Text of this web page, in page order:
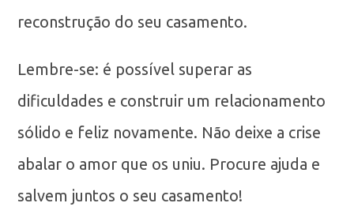
reconstrução do seu casamento.
Lembre-se: é possível superar as
dificuldades e construir um relacionamento
sólido e feliz novamente. Não deixe a crise
abalar o amor que os uniu. Procure ajuda e
salvem juntos o seu casamento!